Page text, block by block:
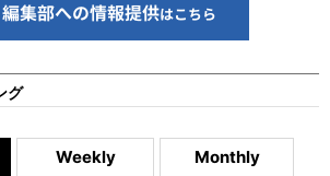
グ
Weekly Monthly